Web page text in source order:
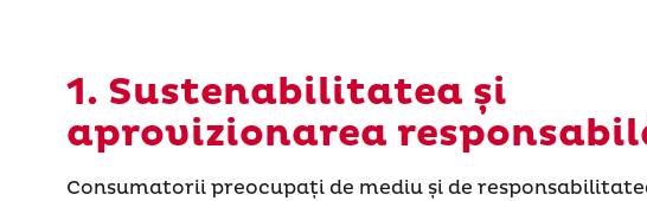
1. Sustenabilitatea și
aprovizionarea
Consumatorii preocupați de mediu și de